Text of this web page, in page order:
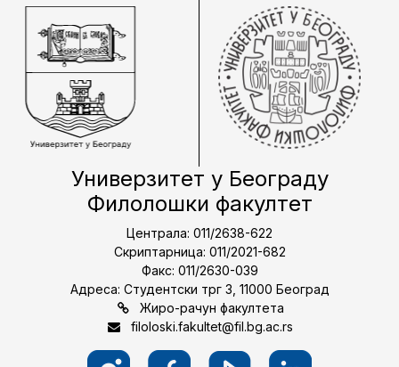
Универзитет у Београду
Филолошки факултет
Централа: 011/2638-622
Скриптарница: 011/2021-682
Факс: 011/2630-039
Адреса: Студентски трг 3, 11000 Београд
Жиро-рачун факултета
filoloski.fakultet@fil.bg.ac.rs